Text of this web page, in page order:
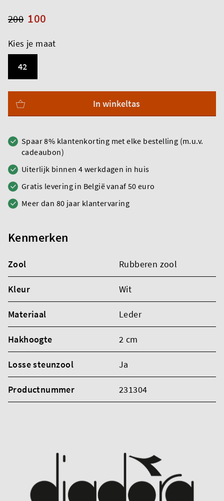
100
200
Kies je maat
42
In winkeltas
Spaar 8% klantenkorting met elke bestelling (m.u.v.
cadeaubon)
Uiterlijk binnen 4 werkdagen in huis
Gratis levering in België vanaf 50 euro
Meer dan 80 jaar klantervaring
Kenmerken
Zool Rubberen zool
Kleur Wit
Materiaal Leder
Hakhoogte 2 cm
Losse steunzool Ja
Productnummer 231304